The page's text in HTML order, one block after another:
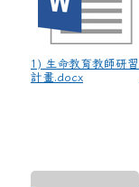
1) 生命教育教師研習
計畫.docx